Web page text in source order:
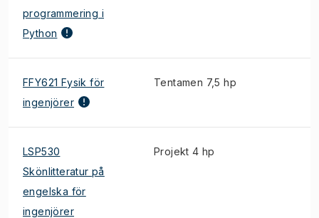
programmering i
Python
FFY621 Fysik för
ingenjörer
Tentamen 7,5 hp
LSP530
Skönlitteratur på
engelska för
ingenjörer
Projekt 4 hp